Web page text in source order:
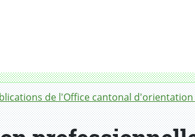
de l'Office cantonal